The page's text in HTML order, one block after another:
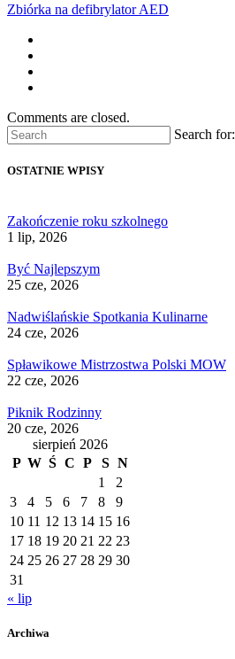
Zbiórka na defibrylator AED
Comments are closed.
Search for:
OSTATNIE WPISY
Zakończenie roku szkolnego
1 lip, 2026
Być Najlepszym
25 cze, 2026
Nadwiślańskie Spotkania Kulinarne
24 cze, 2026
Spławikowe Mistrzostwa Polski MOW
22 cze, 2026
Piknik Rodzinny
20 cze, 2026
sierpień 2026
P W Ś C P S N
1
2
3
4 5 6 7 8
9
10 11 12 13 14 15 16
17 18 19 20 21 22 23
24 25 26 27 28 29 30
31
« lip
Archiwa